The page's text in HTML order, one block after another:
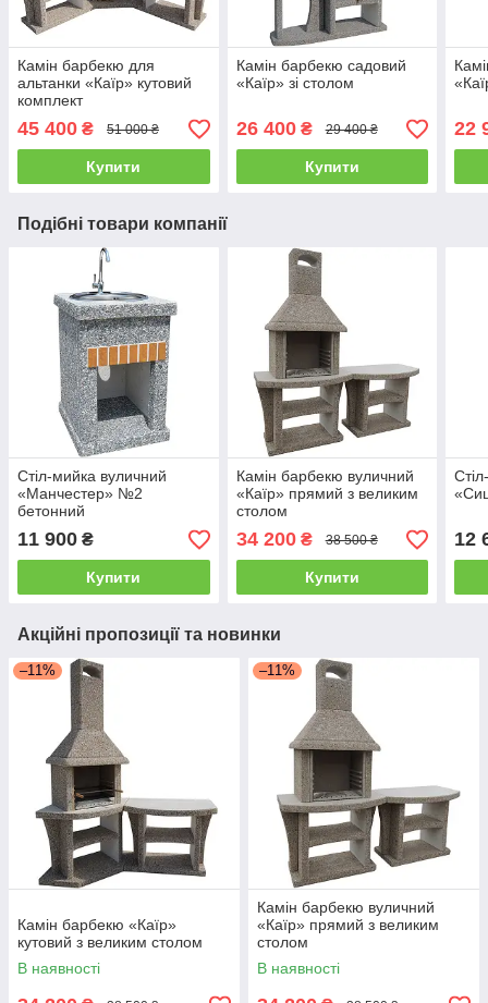
Камін барбекю для
альтанки «Каїр» кутовий
комплект
45 400 ₴ 51 000 ₴
Купити
Камін барбекю садовий
«Каїр» зі столом
26 400₴ 29 400 ₴
Купити
22
Подібні товари компанії
Стіл-мийка вуличний
«Манчестер» №2
бетонний
11 900 ₴
Купити
Камін барбекю вуличний
«Каїр» прямий з великим
столом
34 200₴ 38 500 ₴
Купити
12
Акційні пропозиції та новинки
–11%
Камін барбекю «Каїр»
кутовий з великим столом
В наявності
–11%
Камін барбекю вуличний
«Каїр» прямий з великим
столом
В наявності